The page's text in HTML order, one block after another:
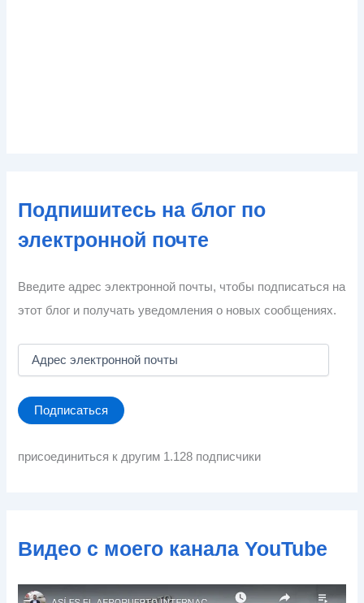
Подпишитесь на блог по
электронной почте
Введите адрес электронной почты, чтобы подписаться на
этот блог и получать уведомления о новых сообщениях.
е
с
е
н
й
Подписаться
присоединиться к другим 1.128 подписчики
Видео с моего канала YouTube